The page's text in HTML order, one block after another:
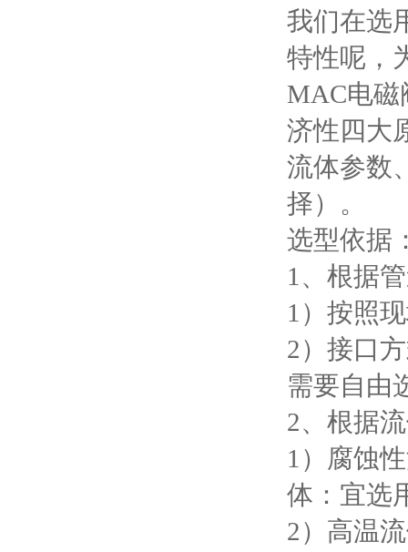
我们在选
特性呢，
MAC电磁
济性四大
流体参数
择）。
选型依据
1、根据
1）按照
2）接口
需要自由
2、根据
1）腐蚀
体：宜选
2）高温